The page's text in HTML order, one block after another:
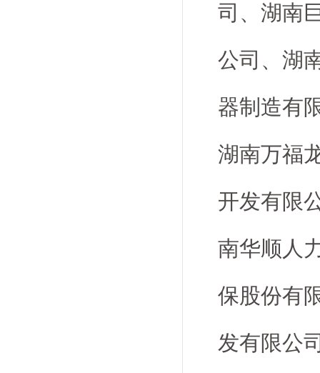
司、湖南
公司、湖
器制造有
湖南万福
开发有限
南华顺人
保股份有
发有限公